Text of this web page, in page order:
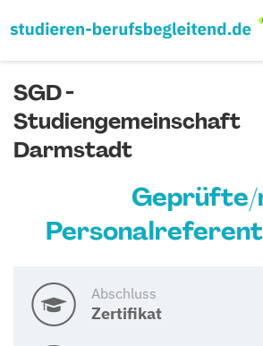
SGD -
Studiengemeinschaft
Darmstadt
Abschluss
Zertifikat